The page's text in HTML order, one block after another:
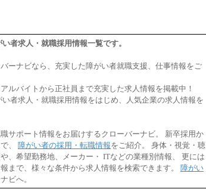
者求人・就職採用情報一覧です。
ーナビなら、充実した障がい者就職支援、仕事情報をご
ルバイトから正社員まで充実した求人情報を掲載中！
者求人・就職採用情報をはじめ、人気企業の求人情報を
サポート情報をお届けするクローバーナビ。 新卒採用か
、 障がい者の採用・転職情報をご紹介。 身体・視覚・聴
、希望勤務地、メーカー・ ITなどの業種別情報、 更には
まで、様々な条件から求人情報を検索できます。 障がい
ビへ。